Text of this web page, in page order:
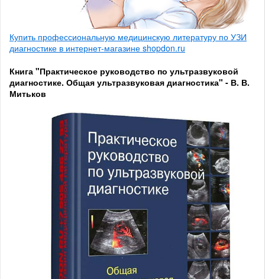
Купить профессиональную медицинскую литературу по УЗИ
диагностике в интернет-магазине shopdon.ru
Книга "Практическое руководство по ультразвуковой
диагностике. Общая ультразвуковая диагностика" - В. В.
Митьков